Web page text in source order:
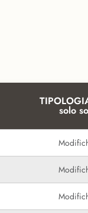
solo